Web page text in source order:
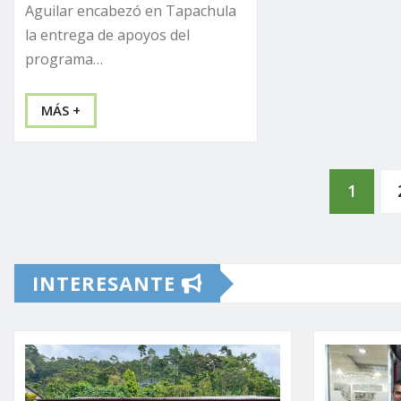
Aguilar encabezó en Tapachula
la entrega de apoyos del
programa…
MÁS +
entradas
1
INTERESANTE